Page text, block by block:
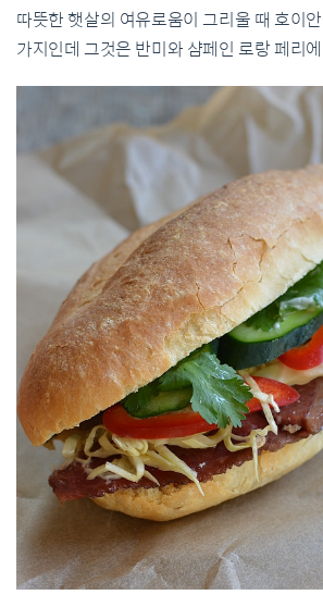
따뜻한 햇살의 여유로움이 그리울 때 호이
가지인데 그것은 반미와 샴페인 로랑 페리